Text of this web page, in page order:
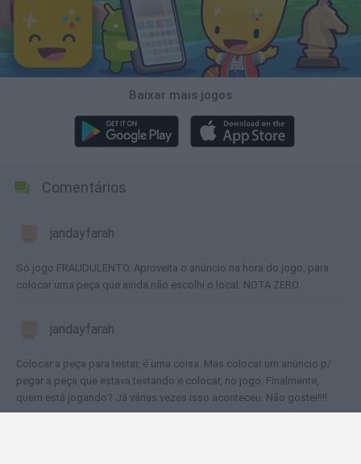
Baixar mais jogos
Comentários
jandayfarah
Só jogo FRAUDULENTO. Aproveita o anúncio na hora do jogo, para
colocar uma peça que ainda não escolhi o local. NOTA ZERO.
jandayfarah
Colocar a peça para testar, é uma coisa. Mas colocar um anúncio p/
pegar a peça que estava testando e colocar, no jogo. Finalmente,
quem está jogando? Já várias vezes isso aconteceu. Não gostei!!!!